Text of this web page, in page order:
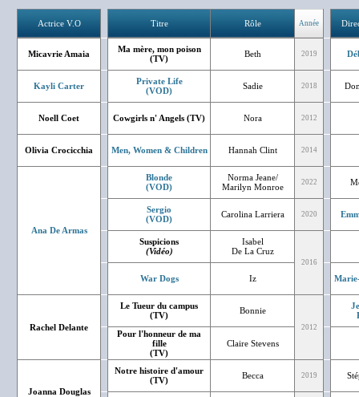
Actrice V.O Titre Rôle Année
Micavrie Amaia
Ma mère, mon poison
(TV)
Beth 2019
Kayli Carter
Private Life
(VOD)
Sadie 2018
Noell Coet Cowgirls n' Angels (TV) Nora 2012
Olivia Crocicchia Men, Women & Children Hannah Clint 2014
Ana De Armas
Blonde
(VOD)
Norma Jeane/
Marilyn Monroe
2022
Sergio
(VOD)
Carolina Larriera 2020
Suspicions
(Vidéo)
Isabel
De La Cruz
2016
War Dogs Iz
Rachel Delante
Le Tueur du campus
(TV)
Bonnie
2012
Pour l'honneur de ma
fille
(TV)
Claire Stevens
Joanna Douglas
Notre histoire d'amour
(TV)
Becca 2019